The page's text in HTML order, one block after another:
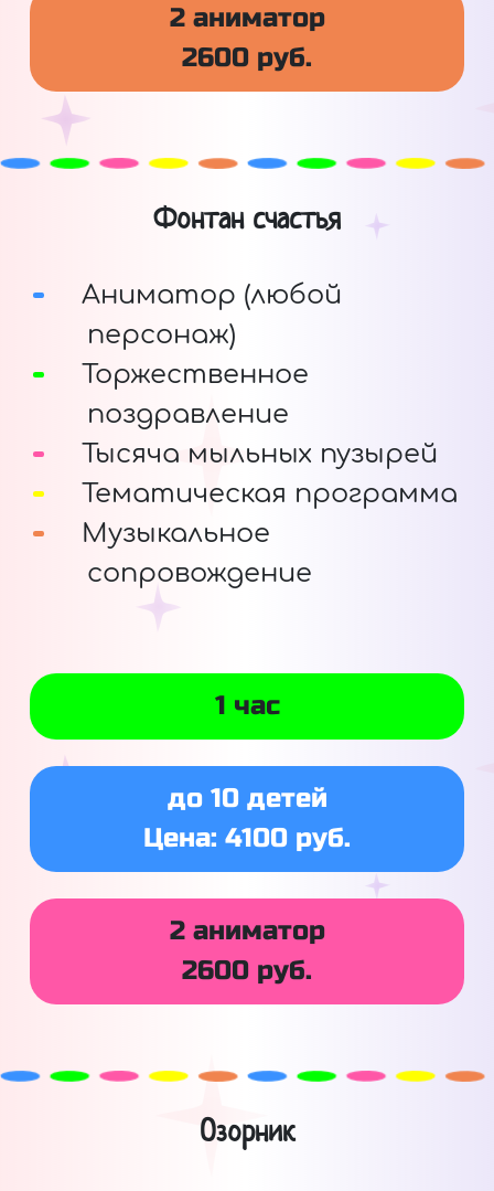
2 аниматор
2600 руб.
Фонтан счастья
Аниматор (любой
персонаж)
Торжественное
поздравление
Тысяча мыльных пузырей
Тематическая программа
Музыкальное
сопровождение
1 час
до 10 детей
Цена: 4100 руб.
2 аниматор
2600 руб.
Озорник